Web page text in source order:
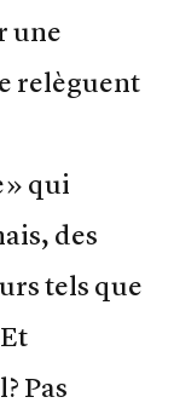
une
relèguent
qui
des
tels que
Pas